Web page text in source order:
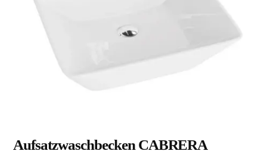
Aufsatzwaschbecken CABRERA